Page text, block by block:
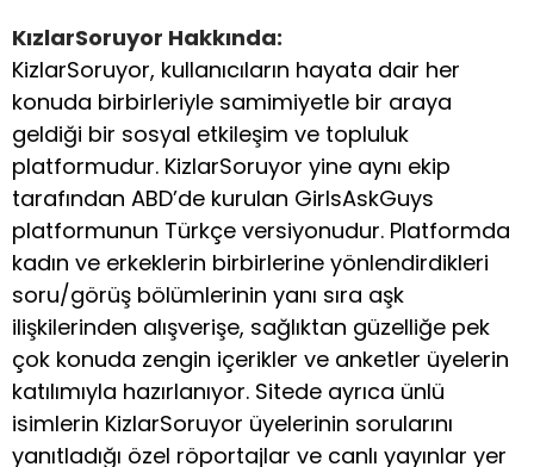
KızlarSoruyor Hakkında:
KizlarSoruyor, kullanıcıların hayata dair her
konuda birbirleriyle samimiyetle bir araya
geldiği bir sosyal etkileşim ve topluluk
platformudur. KizlarSoruyor yine aynı ekip
tarafından ABD’de kurulan GirlsAskGuys
platformunun Türkçe versiyonudur. Platformda
kadın ve erkeklerin birbirlerine yönlendirdikleri
soru/görüş bölümlerinin yanı sıra aşk
ilişkilerinden alışverişe, sağlıktan güzelliğe pek
çok konuda zengin içerikler ve anketler üyelerin
katılımıyla hazırlanıyor. Sitede ayrıca ünlü
isimlerin KizlarSoruyor üyelerinin sorularını
yanıtladığı özel röportajlar ve canlı yayınlar yer